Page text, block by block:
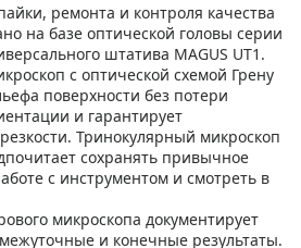
ремонта и контроля качества
на базе оптической головы серии
штатива MAGUS UT1.
с оптической схемой Грену
поверхности без потери
и гарантирует
Тринокулярный микроскоп
сохранять привычное
с инструментом и смотреть в
микроскопа документирует
и конечные результаты.